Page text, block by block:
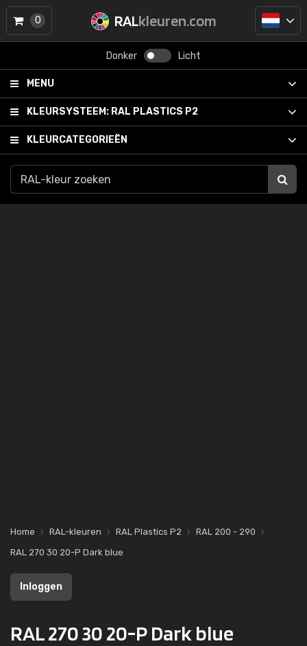
RALkleuren.com
Donker Licht
MENU
KLEURSYSTEEM: RAL PLASTICS P2
KLEURCATEGORIEËN
0
Home RAL-kleuren RAL Plastics P2
RAL 200 - 290
RAL 270 30 20-P Dark blue
Inloggen
RAL 270 30 20-P Dark blue